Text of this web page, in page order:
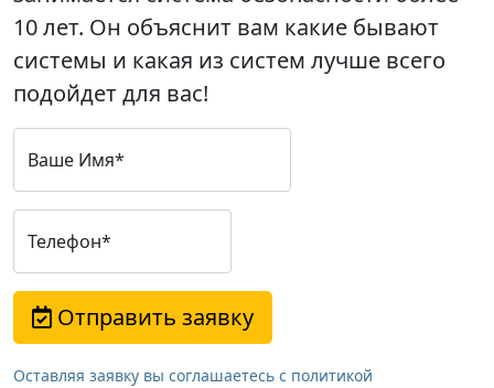
10 лет. Он объяснит вам какие бывают
системы и какая из систем лучше всего
подойдет для вас!
Ваше Имя*
Телефон*
Отправить заявку
Оставляя заявку вы соглашаетесь с политикой